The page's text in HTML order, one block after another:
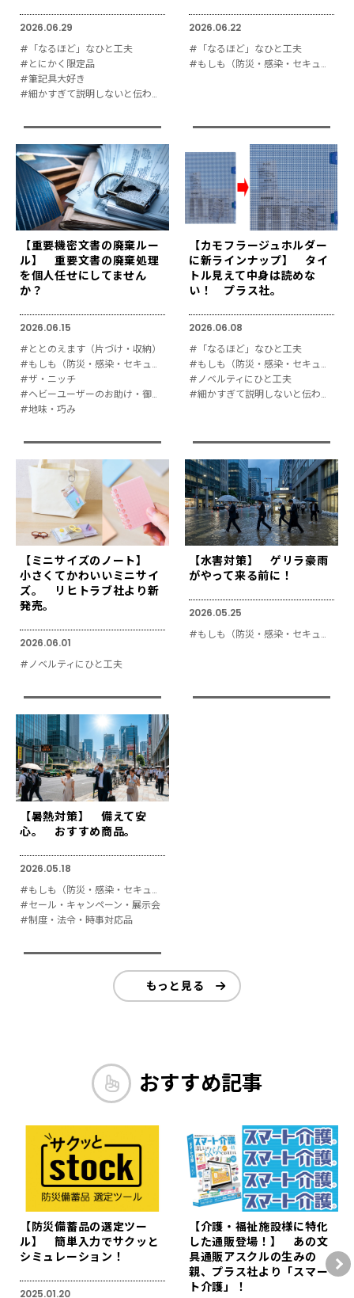
2026.06.29
#「なるほど」なひと工夫
#とにかく限定品
#筆記具大好き
#細かすぎて説明しないと伝わりにくい
2026.06.22
#「なるほど」なひと工夫
#もしも（防災・感染・セキュリティ対策）
【重要機密文書の廃棄ルー
ル】 重要文書の廃棄処理
を個人任せにしてません
か？
2026.06.15
#ととのえます（片づけ・収納）
#もしも（防災・感染・セキュリティ対策）
#ザ・ニッチ
#ヘビーユーザーのお助け・御用達
#地味・巧み
【カモフラージュホルダー
に新ラインナップ】 タイ
トル見えて中身は読めな
い！ プラス社。
2026.06.08
#「なるほど」なひと工夫
#もしも（防災・感染・セキュリティ対策）
#ノベルティにひと工夫
#細かすぎて説明しないと伝わりにくい
【ミニサイズのノート】
小さくてかわいいミニサイ
ズ。 リヒトラブ社より新
発売。
2026.06.01
#ノベルティにひと工夫
【水害対策】 ゲリラ豪雨
がやって来る前に！
2026.05.25
#もしも（防災・感染・セキュリティ対策）
【暑熱対策】 備えて安
心。 おすすめ商品。
2026.05.18
#もしも（防災・感染・セキュリティ対策）
#セール・キャンペーン・展示会
#制度・法令・時事対応品
もっと見る
おすすめ記事
【防災備蓄品の選定ツー
ル】 簡単入力でサクッと
シミュレーション！
2025.01.20
【介護・福祉施設様に特化
した通販登場！】 あの文
具通販アスクルの生みの
親、プラス社より「スマー
ト介護」！